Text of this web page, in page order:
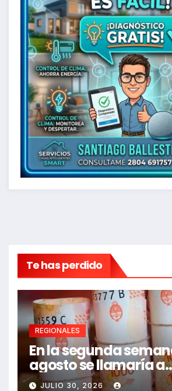
Te has perdido
REGIONALES
En la segunda
agosto se llamaría a
paritarias
JULIO 30, 2026